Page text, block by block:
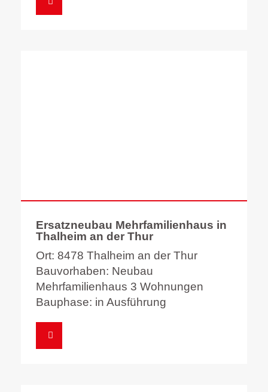
Ersatzneubau Mehrfamilienhaus in
Thalheim an der Thur
Ort: 8478 Thalheim an der Thur
Bauvorhaben: Neubau
Mehrfamilienhaus 3 Wohnungen
Bauphase: in Ausführung